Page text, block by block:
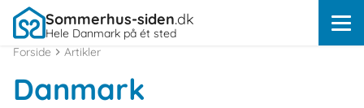
Sommerhus-siden.dk
Hele Danmark på ét sted
Forside
Artikler
Danmark